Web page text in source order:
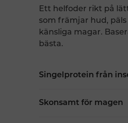
Ett helfoder rikt på
som främjar hud,
känsliga magar.
bästa.
Singelprotein från
Skonsamt för magen